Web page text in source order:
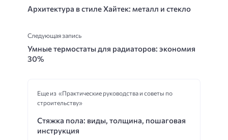
Архитектура в стиле Хайтек: металл и стекло
Следующая запись
Умные термостаты для радиаторов: экономия
30%
Еще из «Практические руководства и советы по
строительству»
Стяжка пола: виды, толщина, пошаговая
инструкция